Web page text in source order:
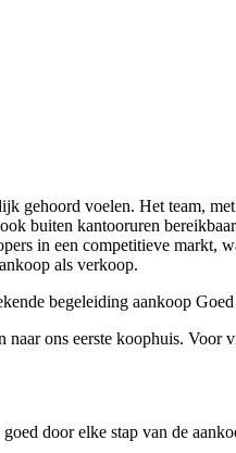
voelen. Het team,
buiten kantooruren
in een competitieve markt,
als verkoop.
begeleiding aankoop
ons eerste koophuis. Voor
door elke stap van de